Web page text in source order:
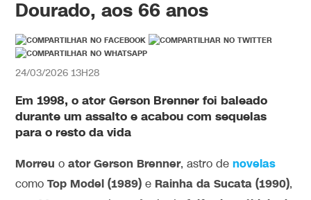
Dourado, aos 66 anos
24/03/2026 13H28
Em 1998, o ator Gerson Brennerfoi baleado
durante um assalto e acabou com sequelas
para o resto da vida
Morreu o ator Gerson Brenner, astro denovelas
comoTop Model (1989) e Rainha da Sucata (1990),